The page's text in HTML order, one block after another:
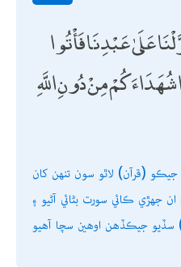
عَلَىٰ عَبْدِنَا فَأْتُوا
مِنْ دُونِ اللَّهِ
(قرآن) لاٿو سون تنھن کان
ڪائي سورت بڻائي آڻيو ۽
سڏيو جيڪڏھن اوھين سچا آھيو